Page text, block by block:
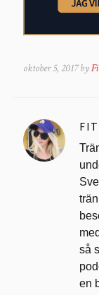
oktober 5, 2017 by
så
en